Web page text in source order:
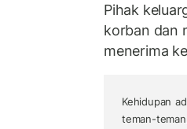
Pihak
korban dan
menerima
Kehidupan
teman-